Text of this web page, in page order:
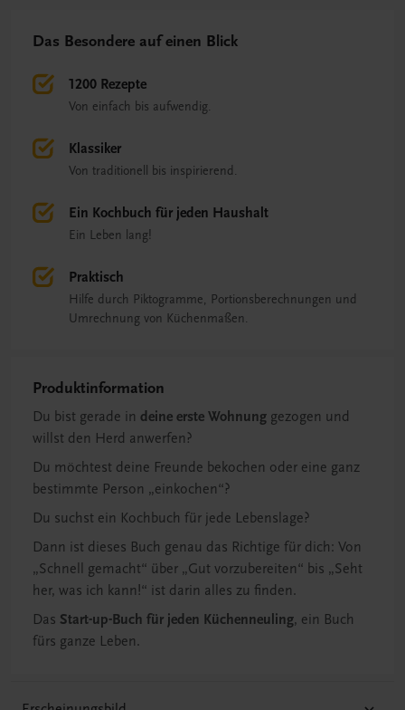
Das Besondere auf einen Blick
1200 Rezepte
Von einfach bis aufwendig.
Klassiker
Von traditionell bis inspirierend.
Ein Kochbuch für jeden Haushalt
Ein Leben lang!
Praktisch
Hilfe durch Piktogramme, Portionsberechnungen und
Umrechnung von Küchenmaßen.
Produktinformation
Du bist gerade in deine erste Wohnung gezogen und
willst den Herd anwerfen?
Du möchtest deine Freunde bekochen oder eine ganz
bestimmte Person „einkochen“?
Du suchst ein Kochbuch für jede Lebenslage?
Dann ist dieses Buch genau das Richtige für dich: Von
„Schnell gemacht“ über „Gut vorzubereiten“ bis „Seht
her, was ich kann!“ ist darin alles zu finden.
Das Start-up-Buch für jeden Küchenneuling, ein Buch
fürs ganze Leben.